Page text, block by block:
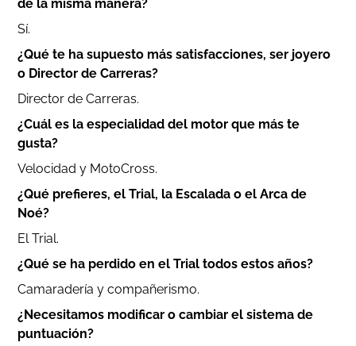
de la misma manera?
Sí.
¿Qué te ha supuesto más satisfacciones, ser joyero
o Director de Carreras?
Director de Carreras.
¿Cuál es la especialidad del motor que más te
gusta?
Velocidad y MotoCross.
¿Qué prefieres, el Trial, la Escalada o el Arca de
Noé?
El Trial.
¿Qué se ha perdido en el Trial todos estos años?
Camaradería y compañerismo.
¿Necesitamos modificar o cambiar el sistema de
puntuación?